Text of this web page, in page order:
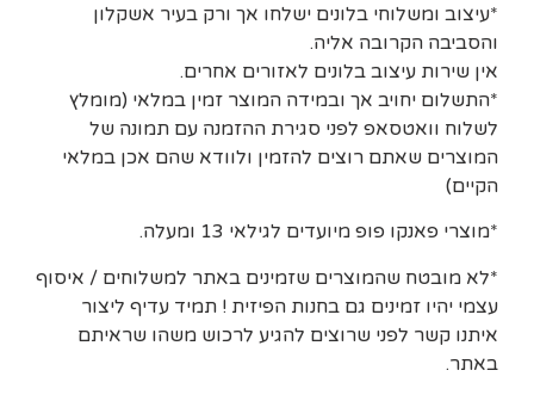
*עיצוב ומשלוחי בלונים ישלחו אך ורק בעיר אשקלון
והסביבה הקרובה אליה.
אין שירות עיצוב בלונים לאזורים אחרים.
*התשלום יחויב אך ובמידה המוצר זמין במלאי (מומלץ
לשלוח וואטסאפ לפני סגירת ההזמנה עם תמונה של
המוצרים שאתם רוצים להזמין ולוודא שהם אכן במלאי
הקיים)
*מוצרי פאנקו פופ מיועדים לגילאי 13 ומעלה.
*לא מובטח שהמוצרים שזמינים באתר למשלוחים / איסוף
עצמי יהיו זמינים גם בחנות הפיזית ! תמיד עדיף ליצור
איתנו קשר לפני שרוצים להגיע לרכוש משהו שראיתם
באתר.